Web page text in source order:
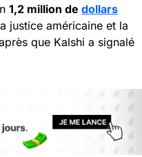
1,2 million de dollars
justice américaine et la
que Kalshi a signalé